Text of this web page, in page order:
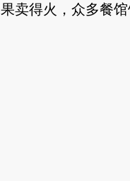
卖得火，众多餐